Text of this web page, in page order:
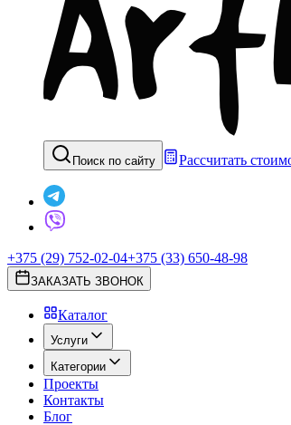
Поиск по сайту Рассчитать
+375 (29) 752-02-04+375 (33) 650-48-98
ЗАКАЗАТЬ ЗВОНОК
Каталог
Услуги
Категории
Проекты
Контакты
Блог